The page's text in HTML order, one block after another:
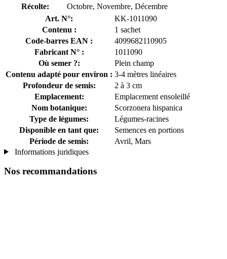
Récolte:
Octobre, Novembre, Décembre
Art. N°:
KK-1011090
Contenu :
1 sachet
Code-barres EAN :
4099682110905
Fabricant N° :
1011090
Où semer ?:
Plein champ
Contenu adapté pour environ : 3-4 mètres linéaires
Profondeur de semis:
2 à 3 cm
Emplacement:
Emplacement ensoleillé
Nom botanique:
Scorzonera hispanica
Type de légumes:
Légumes-racines
Disponible en tant que:
Semences en portions
Période de semis:
Avril, Mars
Informations juridiques
Nos recommandations